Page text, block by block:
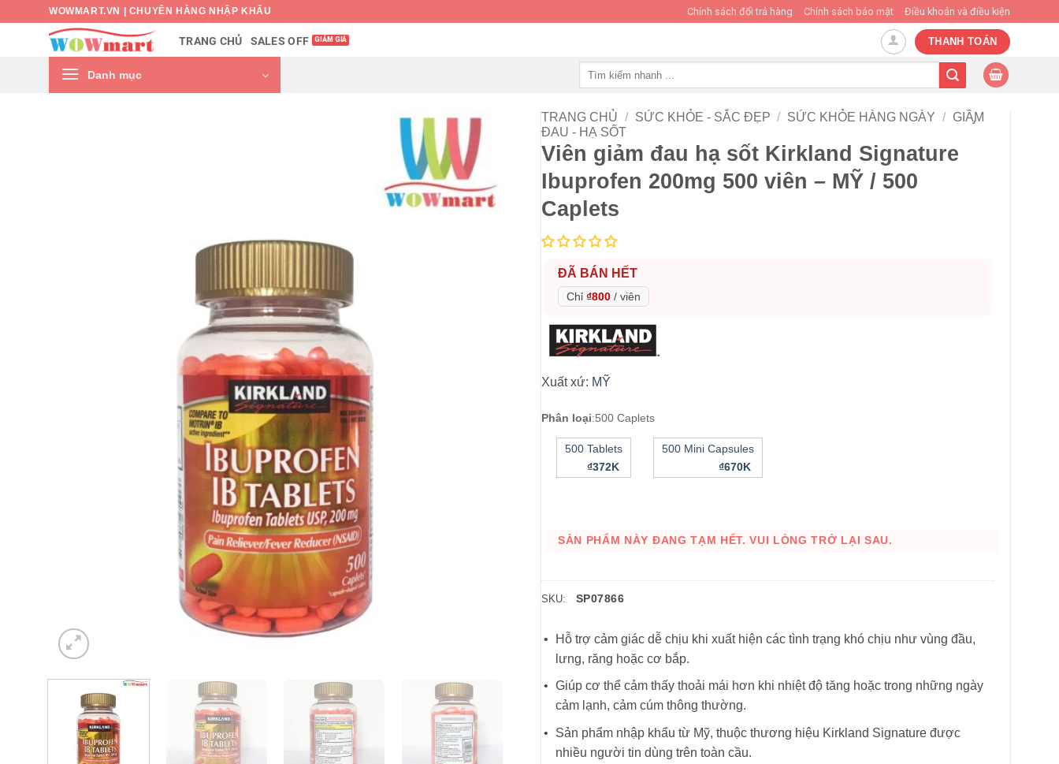
WOWMART.VN | CHUYÊN HÀNG NHẬP KHẨU Chính sách đổi trả hàng Chính sách bảo mật Điều khoản và điều kiện
TRANG CHỦ SALES OFF THANH TOÁN
Danh mục
HÌNH THẬT
TRANG CHỦ / SỨC KHỎE - SẮC ĐẸP / SỨC KHỎE HÀNG NGÀY / GIẦ̡M
ĐAU - HẠ SỐT
Viên giảm đau hạ sốt Kirkland Signature
Ibuprofen 200mg 500 viên – MỸ / 500
Caplets
ĐÃ BÁN HẾT
Chỉ ₫800 / viên
Xuất xứ: MỸ
Phân loại:500 Caplets
500 Tablets
₫372K
500 Mini Capsules
₫670K
SẢN PHẨM NÀY ĐANG TẠM HẾT. VUI LÒNG TRỞ LẠI SAU.
SKU: SP07866
Hỗ trợ cảm giác dễ chịu khi xuất hiện các tình trạng khó chịu như vùng đầu,
lưng, răng hoặc cơ bắp.
Giúp cơ thể cảm thấy thoải mái hơn khi nhiệt độ tăng hoặc trong những ngày
cảm lạnh, cảm cúm thông thường.
Sản phẩm nhập khẩu từ Mỹ, thuộc thương hiệu Kirkland Signature được
nhiều người tin dùng trên toàn cầu.